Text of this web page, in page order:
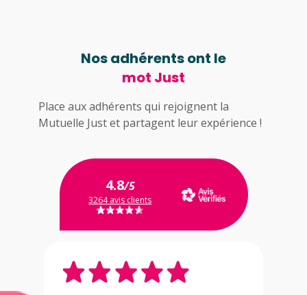
Nos adhérents ont le
mot Just
Place aux adhérents qui rejoignent la
Mutuelle Just et partagent leur expérience !
4.8/5
3264 avis clients